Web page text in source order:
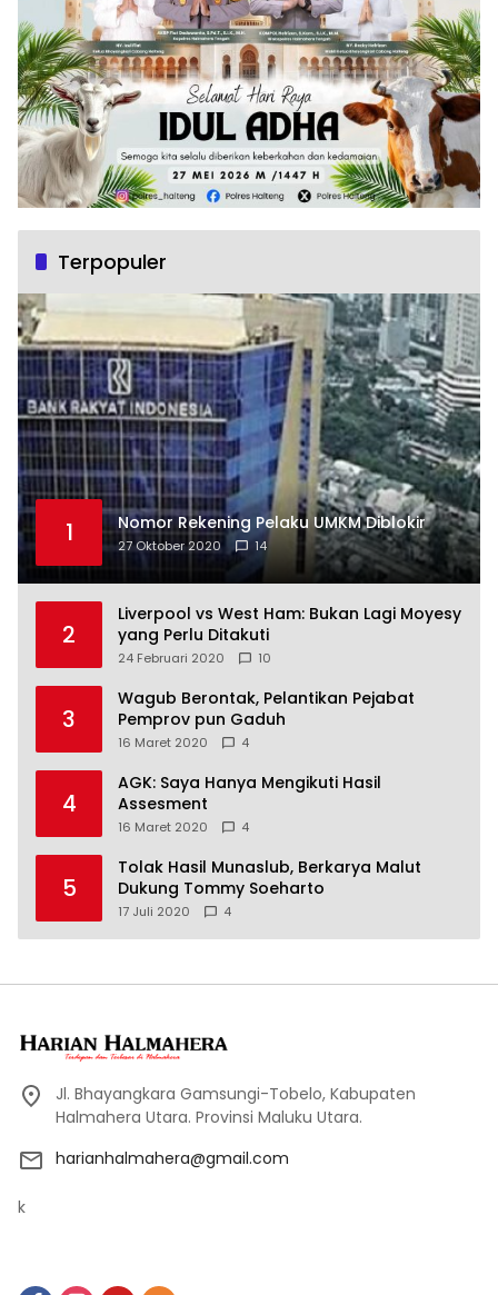
Terpopuler
1 Nomor Rekening Pelaku UMKM Diblokir
27 Oktober 2020 14
2
Liverpool vs West Ham: Bukan Lagi Moyesy
yang Perlu Ditakuti
24 Februari 2020 10
3
Wagub Berontak, Pelantikan Pejabat
Pemprov pun Gaduh
16 Maret 2020 4
4
AGK: Saya Hanya Mengikuti Hasil
Assesment
16 Maret 2020 4
5
Tolak Hasil Munaslub, Berkarya Malut
Dukung Tommy Soeharto
17 Juli 2020 4
Jl. Bhayangkara Gamsungi-Tobelo, Kabupaten
Halmahera Utara. Provinsi Maluku Utara.
harianhalmahera@gmail.com
k